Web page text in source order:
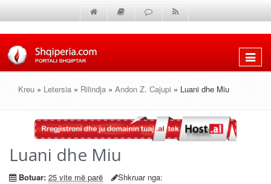
Shfaq
Kreu » Letersia » Rilindja » Andon Z. Cajupi » Luani dhe Miu
Luani dhe Miu
Botuar: 25 vite më parë Shkruar nga: